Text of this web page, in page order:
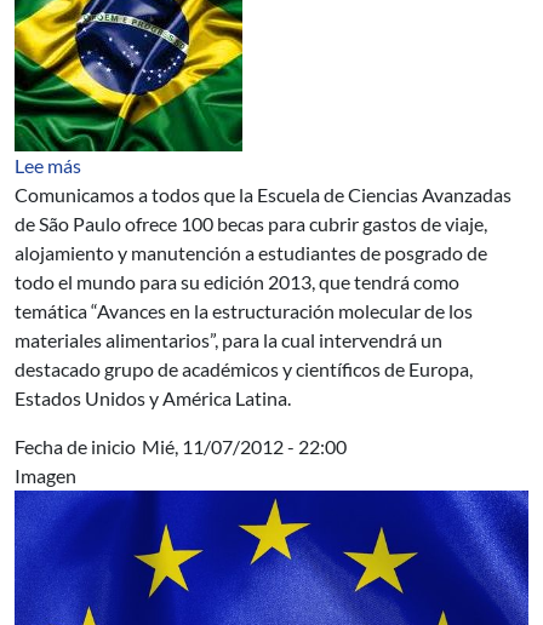
Lee mássobre Becas de la Escuela de Ciencias Avanzadas de
Comunicamos a todos que la Escuela de Ciencias Avanzadas
de São Paulo ofrece 100 becas para cubrir gastos de viaje,
alojamiento y manutención a estudiantes de posgrado de
todo el mundo para su edición 2013, que tendrá como
temática “Avances en la estructuración molecular de los
materiales alimentarios”, para la cual intervendrá un
destacado grupo de académicos y científicos de Europa,
Estados Unidos y América Latina.
Fecha de inicio Mié, 11/07/2012 - 22:00
Imagen